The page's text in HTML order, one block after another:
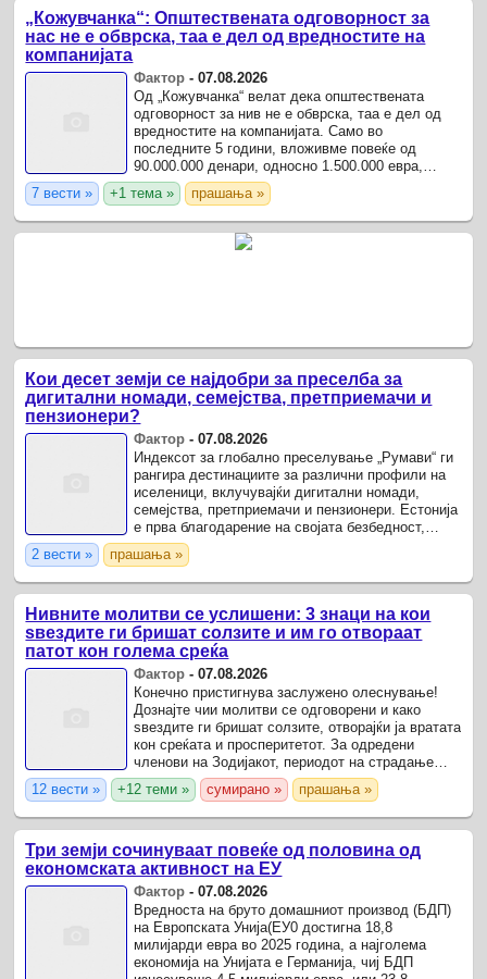
„Кожувчанка“: Општествената одговорност за
нас не е обврска, таа е дел од вредностите на
компанијата
Фактор -07.08.2026
Од „Кожувчанка“ велат дека општествената
одговорност за нив не е обврска, таа е дел од
вредностите на компанијата. Само во
последните 5 години, вложивме повеќе од
90.000.000 денари, односно 1.500.000 евра,
преку донации и спонзорства во Македонија.
7 вести » +1 тема » прашања »
Кои десет земји се најдобри за преселба за
дигитални номади, семејства, претприемачи и
пензионери?
Фактор -07.08.2026
Индексот за глобално преселување „Румави“ ги
рангира дестинациите за различни профили на
иселеници, вклучувајќи дигитални номади,
семејства, претприемачи и пензионери. Естонија
е прва благодарение на својата безбедност,
стабилност, развиен банкарски систем, деловни
можности и ...
2 вести » прашања »
Нивните молитви се услишени: 3 знаци на кои
ѕвездите ги бришат солзите и им го отвораат
патот кон голема среќа
Фактор -07.08.2026
Конечно пристигнува заслужено олеснување!
Дознајте чии молитви се одговорени и како
ѕвездите ги бришат солзите, отворајќи ја вратата
кон среќата и просперитетот. За одредени
членови на Зодијакот, периодот на страдање
завршува - нивните молитви се одговорени на
најубавиот можен ...
12 вести » +12 теми » сумирано » прашања »
Три земји сочинуваат повеќе од половина од
економската активност на ЕУ
Фактор -07.08.2026
Вредноста на бруто домашниот производ (БДП)
на Европската Унија(EУ0 достигна 18,8
милијарди евра во 2025 година, а најголема
економија на Унијата е Германија, чиј БДП